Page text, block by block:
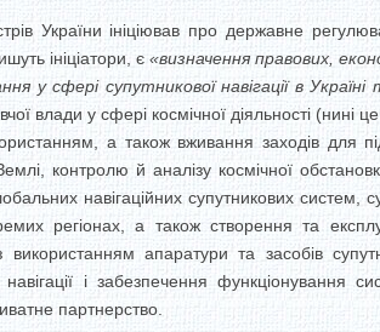
України ініціював про державне
ініціатори, є«визначення правових,
у сфері супутникової навігації в
влади у сфері космічної діяльності
а також вживання заходів для
контролю й аналізу космічної
навігаційних супутникових систем,
регіонах, а також створення та
використанням апаратури та засобів
навігації і забезпечення функціонування
партнерство.